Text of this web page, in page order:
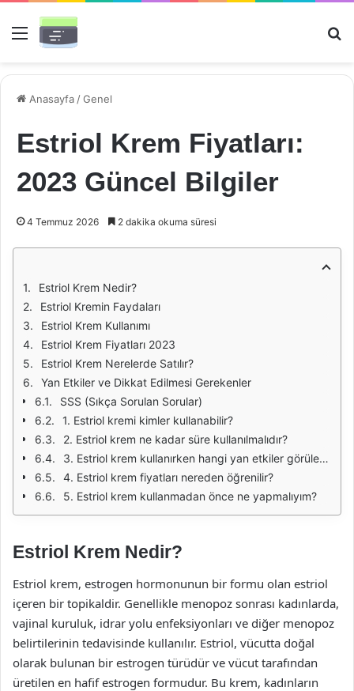
Menü
Anasayfa /Genel
Estriol Krem Fiyatları:
2023 Güncel Bilgiler
4 Temmuz 2026 2 dakika okuma süresi
Estriol Krem Nedir?
Estriol Kremin Faydaları
Estriol Krem Kullanımı
Estriol Krem Fiyatları 2023
Estriol Krem Nerelerde Satılır?
Yan Etkiler ve Dikkat Edilmesi Gerekenler
SSS (Sıkça Sorulan Sorular)
1. Estriol kremi kimler kullanabilir?
2. Estriol krem ne kadar süre kullanılmalıdır?
3. Estriol krem kullanırken hangi yan etkiler görülebilir?
4. Estriol krem fiyatları nereden öğrenilir?
5. Estriol krem kullanmadan önce ne yapmalıyım?
Estriol Krem Nedir?
Estriol krem, estrogen hormonunun bir formu olan estriol
içeren bir topikaldir. Genellikle menopoz sonrası kadınlarda,
vajinal kuruluk, idrar yolu enfeksiyonları ve diğer menopoz
belirtilerinin tedavisinde kullanılır. Estriol, vücutta doğal
olarak bulunan bir estrogen türüdür ve vücut tarafından
üretilen en hafif estrogen formudur. Bu krem, kadınların